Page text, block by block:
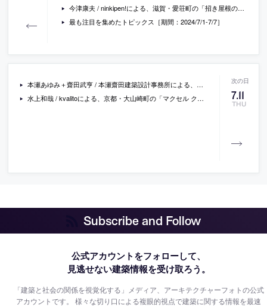
今津康夫 / ninkipen!による、滋賀・愛荘町の「招き屋根の調剤薬局」。かつての“残影”が残る旧宿場町での計画。この場所に相応しい在り方を求め、見える屋根面積を増やす“招き屋根”と半屋外空間を作る“通り庇”を備えた建築を考案。“厨子二階”で高さを抑えつつ気積も確保する
最も注目を集めたトピックス［期間：2024/7/1-7/7］
7.11
THU
本瀬あゆみ＋齋田武亨 / 本瀬齋田建築設計事務所による、富山市の「雑貨の森のカウンター」。生活雑貨店の為に計画。少し冷静になり“物と向き合える”ように、余白のような存在の“有機的な形をした”ひとつながりのカウンターを考案。３つの“場所”があり商品の梱包・相談・閲覧などの用途にも応える
水上和哉 / kvalitoによる、京都・大山崎町の「マクセル クセがあるスタジオ」。企業の為の展示やイベントを行う施設。回遊性と中心性を備えた空間として、“九間”のホールを中心に据えて“回廊”で囲む構成を考案。メッシュ製の展示壁を建具として設えて“状況に応じた変容”も可能にする
Subscribe and Follow
公式アカウントをフォローして、
見逃せない建築情報を受け取ろう。
「建築と社会の関係を視覚化する」メディア、アーキテクチャーフォトの公式
アカウントです。様々な切り口による複眼的視点で建築に関する情報を最速